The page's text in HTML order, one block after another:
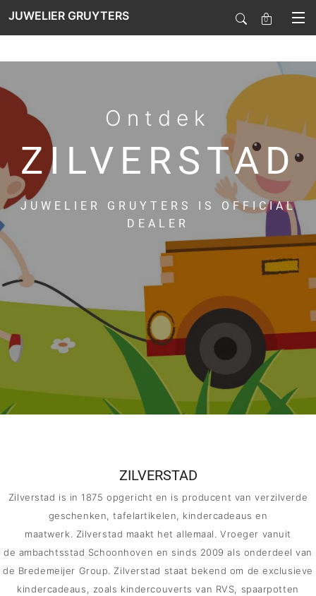
JUWELIER GRUYTERS
HORLOGES
SIERADEN
SOORT
REPARATIE
CONTACT
0
Ontdek
ZILVERSTAD
JUWELIER GRUYTERS IS OFFICIAL
DEALER
ZILVERSTAD
Zilverstad is in 1875 opgericht en is producent van verzilverde
geschenken, tafelartikelen, kindercadeaus en
maatwerk. Zilverstad maakt het allemaal. Vroeger vanuit
de ambachtsstad Schoonhoven en sinds 2009 als onderdeel van
de Bredemeijer Group. Zilverstad staat bekend om de exclusieve
kindercadeaus, zoals kindercouverts van RVS, spaarpotten